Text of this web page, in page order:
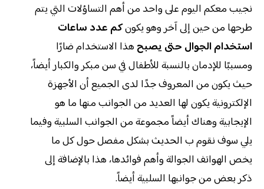
نجيب معكم اليوم على واحد من أهم التساؤلات التي يتم
طرحها من حين إلى آخر وهو يكونكم عدد ساعات
استخدام الجوال حتى يصبح هذا الاستخدام ضارًا
ومسببًا للإدمان بالنسبة للأطفال في سن مبكر والكبار أيضاً،
حيث يكون من المعروف جدًا لدى الجميع أن الأجهزة
الإلكترونية يكون لها العديد من الجوانب منها ما هو
الإيجابية وهناك أيضاً مجموعة من الجوانب السلبية وفيما
يلي سوف نقوم ب الحديث بشكل مفصل حول كل ما
يخص الهواتف الجوالة وأهم فوائدها، هذا بالإضافة إلى
ذكر بعض من جوانبها السلبية أيضاً.